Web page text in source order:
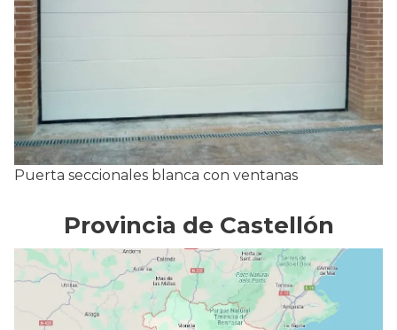
Puerta seccionales blanca con ventanas
Provincia de Castellón